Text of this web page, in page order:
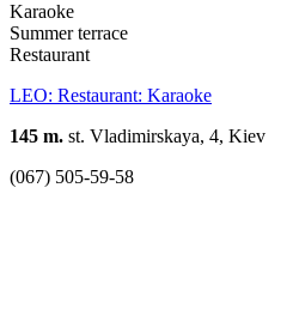
Karaoke
Summer terrace
Restaurant
LEO: Restaurant: Karaoke
145 m. st. Vladimirskaya, 4, Kiev
(067) 505-59-58